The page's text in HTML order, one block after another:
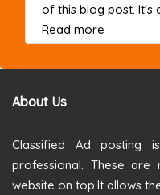
of this blog post. It's
Read more
About Us
Classified Ad posting
professional. These
website on top.It allows